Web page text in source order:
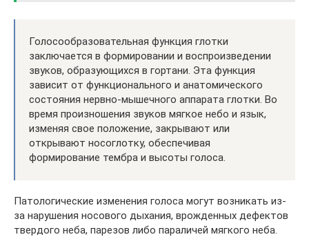
Голосообразовательная функция глотки
заключается в формировании и воспроизведении
звуков, образующихся в гортани. Эта функция
зависит от функционального и анатомического
состояния нервно-мышечного аппарата глотки. Во
время произношения звуков мягкое небо и язык,
изменяя свое положение, закрывают или
открывают носоглотку, обеспечивая
формирование тембра и высоты голоса.
Патологические изменения голоса могут возникать из-
за нарушения носового дыхания, врожденных дефектов
твердого неба, парезов либо параличей мягкого неба.